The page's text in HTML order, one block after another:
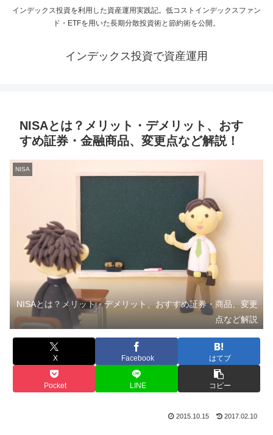
インデックス投資を利用した資産運用実践記。低コストインデックスファン
ド・ETFを用いた長期分散投資術と節約術を公開。
インデックス投資で資産運用
NISAとは？メリット・デメリット、おす
すめ証券・金融商品、変更点など解説！
NISA
NISAとは？メリット・デメリット、おすすめ証券・商品、変更
点など解説
X Facebook はてブ
Pocket LINE コピー
2015.10.15 2017.02.10